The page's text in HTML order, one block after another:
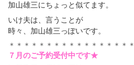
加山雄三にちょっと似てます。
いけ夫は、言うことが
時々、加山雄三っぽいです。
＊＊＊＊＊＊＊＊＊＊＊＊＊＊＊＊
７月のご予約受付中です★